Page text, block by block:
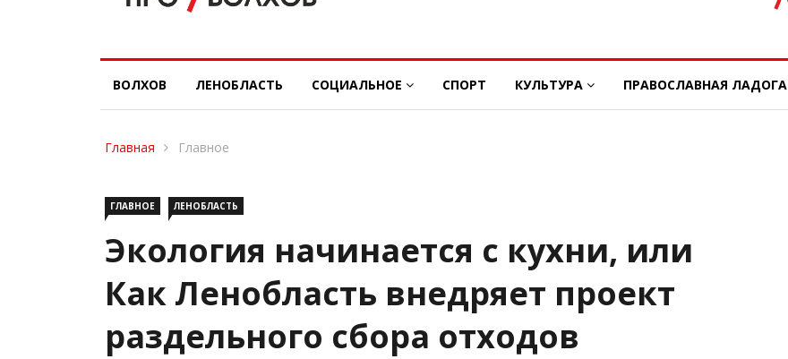
ВОЛХОВ ЛЕНОБЛАСТЬ СОЦИАЛЬНОЕ СПОРТ КУЛЬТУРА ПРАВОСЛАВНАЯ ЛАДОГА
Главная Главное
ГЛАВНОЕ ЛЕНОБЛАСТЬ
Экология начинается с кухни, или
Как Ленобласть внедряет проект
раздельного сбора отходов